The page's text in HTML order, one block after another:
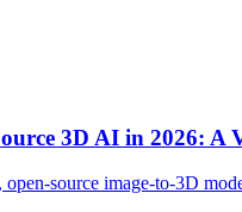
3D AI in 2026: A
open-source image-to-3D